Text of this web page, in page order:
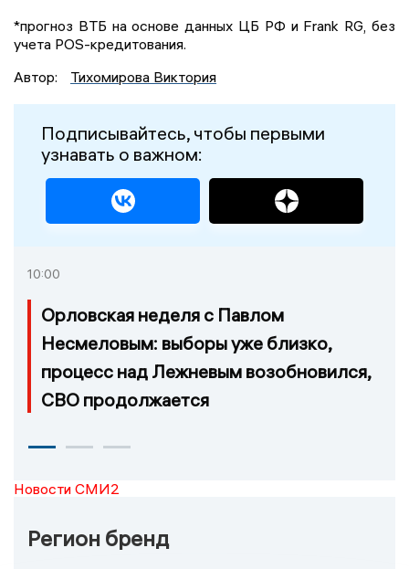
*прогноз ВТБ на основе данных ЦБ РФ и Frank RG, без
учета POS-кредитования.
Автор:
Тихомирова Виктория
Подписывайтесь, чтобы первыми
узнавать о важном:
10:00
Орловская неделя с Павлом
Несмеловым: выборы уже близко,
процесс над Лежневым возобновился,
СВО продолжается
Новости СМИ2
Регион бренд